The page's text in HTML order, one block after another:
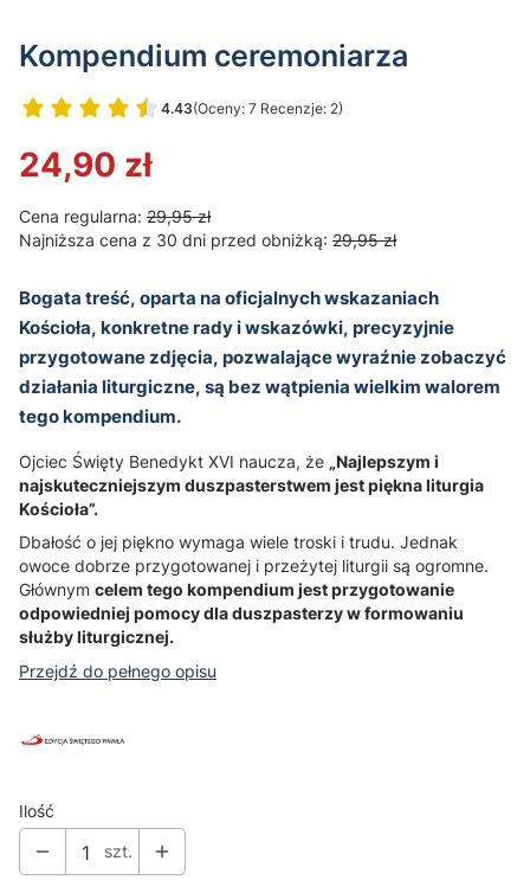
Kompendium ceremoniarza
4.43(Oceny: 7 Recenzje: 2)
Przejdź do sekcji Opinie
24,90 zł
Cena regularna: 29,95 zł
Najniższa cena z 30 dni przed obniżką: 29,95 zł
Bogata treść, oparta na oficjalnych wskazaniach
Kościoła, konkretne rady i wskazówki, precyzyjnie
przygotowane zdjęcia, pozwalające wyraźnie zobaczyć
działania liturgiczne, są bez wątpienia wielkim walorem
tego kompendium.
Ojciec Święty Benedykt XVI naucza, że „Najlepszym i
najskuteczniejszym duszpasterstwem jest piękna liturgia
Kościoła”.
Dbałość o jej piękno wymaga wiele troski i trudu. Jednak
owoce dobrze przygotowanej i przeżytej liturgii są ogromne.
Głównym celem tego kompendium jest przygotowanie
odpowiedniej pomocy dla duszpasterzy w formowaniu
służby liturgicznej.
Przejdź do pełnego opisu
Ilość
szt.